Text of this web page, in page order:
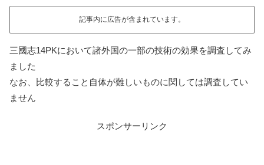
記事内に広告が含まれています。
三國志14PKにおいて諸外国の一部の技術の効果を調査してみ
ました
なお、比較すること自体が難しいものに関しては調査してい
ません
スポンサーリンク